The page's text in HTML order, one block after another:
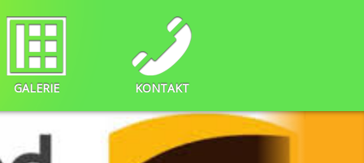
GALERIE KONTAKT